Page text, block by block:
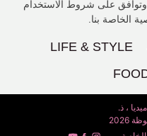
مجلة Morela Russo Lifestyle وتوافق على شروط الاستخدام
الخاصة بنا.
LIFE & STYLE
، ذ.